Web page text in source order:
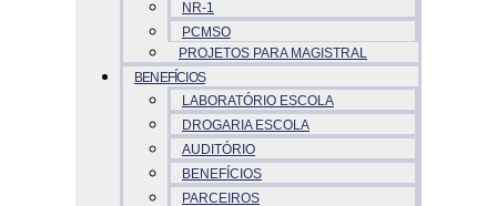
NR-1
PCMSO
PROJETOS PARA MAGISTRAL
BENEFÍCIOS
LABORATÓRIO ESCOLA
DROGARIA ESCOLA
AUDITÓRIO
BENEFÍCIOS
PARCEIROS